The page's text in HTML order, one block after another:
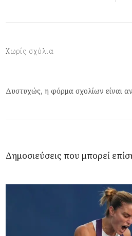
Χωρίς σχόλια
Δυστυχώς, η φόρμα σχολίων είναι
Δημοσιεύσεις που μπορεί